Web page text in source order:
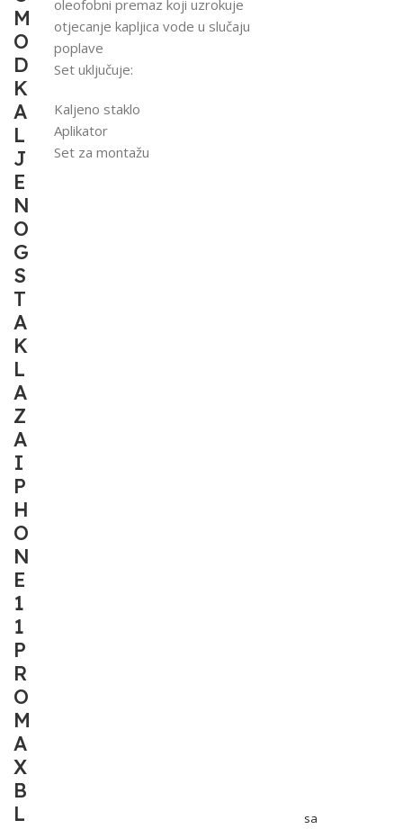
M
O
D
K
A
L
J
E
N
O
G
S
T
A
K
L
A
Z
A
I
P
H
O
N
E
1
1
P
R
O
M
A
X
B
L
oleofobni premaz koji uzrokuje
otjecanje kapljica vode u slučaju
poplave
Set uključuje:
Kaljeno staklo
Aplikator
Set za montažu
sa